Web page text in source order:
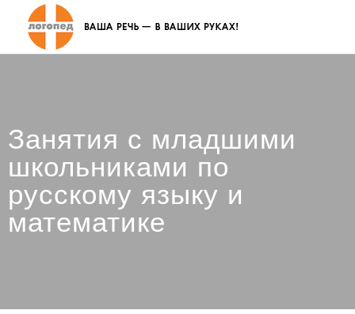
Занятия с младшими
школьниками по
русскому языку и
математике